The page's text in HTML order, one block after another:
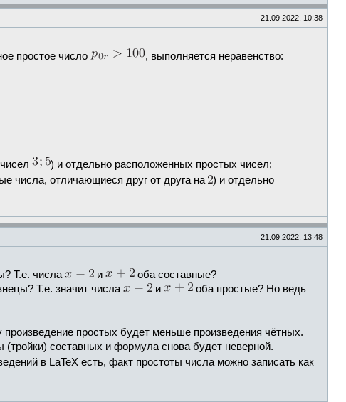
21.09.2022, 10:38
простое число
, выполняется неравенство:
) и отдельно расположенных простых чисел;
числа, отличающиеся друг от друга на
) и отдельно
21.09.2022, 13:48
Т.е. числа
и
оба составные?
Т.е. значит числа
и
оба простые? Но ведь
простых будет меньше произведения чётных.
составных и формула снова будет неверной.
в LaTeX есть, факт простоты числа можно записать как